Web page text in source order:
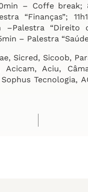
– Coffe
“Finanças”;
–Palestra
– Palestra
Sicred, Sicoob,
Aciu,
Tecnologia,